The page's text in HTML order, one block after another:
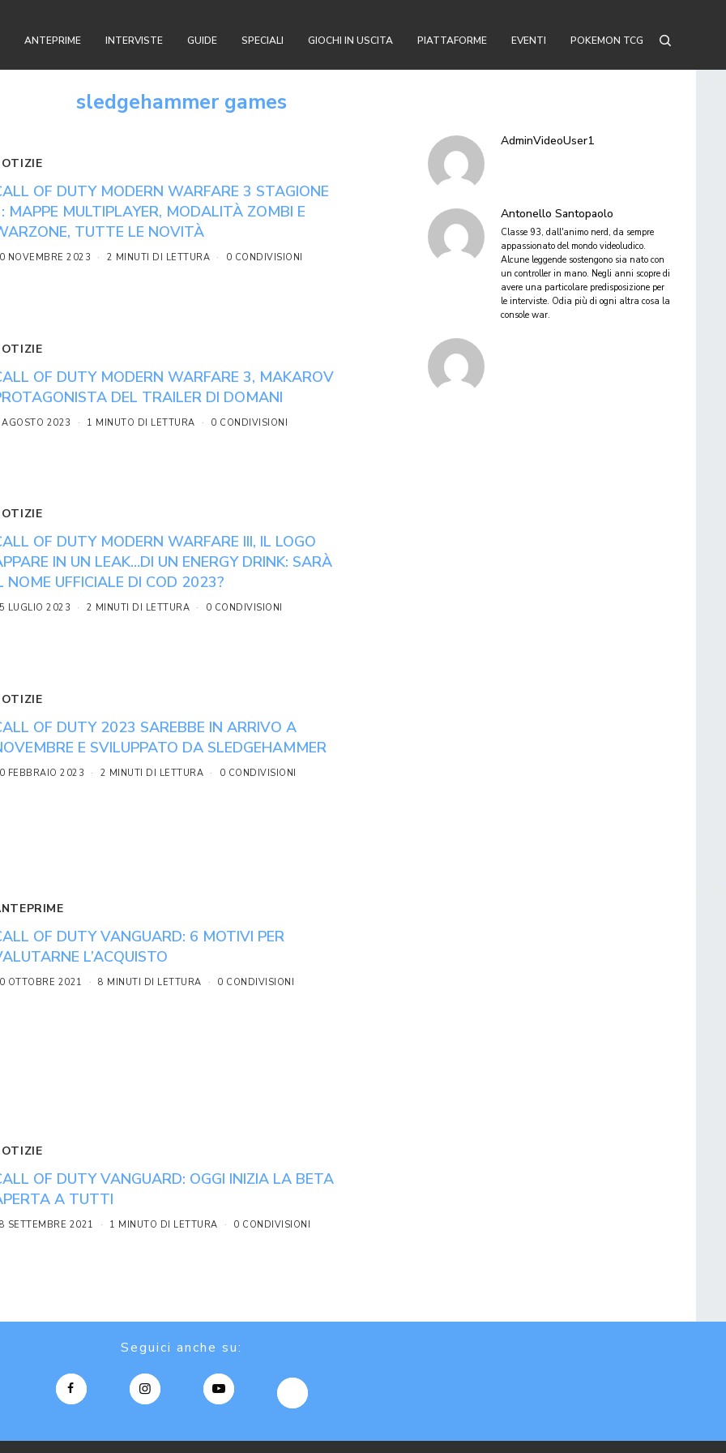
ANTEPRIME INTERVISTE GUIDE SPECIALI GIOCHI IN USCITA PIATTAFORME EVENTI POKEMON TCG
sledgehammer games
OF DUTY MODERN WARFARE 3 STAGIONE
MAPPE MULTIPLAYER, MODALITÀ ZOMBI E
TUTTE LE NOVITÀ
NOVEMBRE 2023 2 MINUTI DI LETTURA 0 CONDIVISIONI
OF DUTY MODERN WARFARE 3, MAKAROV
DEL TRAILER DI DOMANI
2023 1 MINUTO DI LETTURA 0 CONDIVISIONI
OF DUTY MODERN WARFARE III, IL LOGO
IN UN LEAK…DI UN ENERGY DRINK: SARÀ
NOME UFFICIALE DI COD 2023?
LUGLIO 2023 2 MINUTI DI LETTURA 0 CONDIVISIONI
OF DUTY 2023 SAREBBE IN ARRIVO A
E SVILUPPATO DA SLEDGEHAMMER
FEBBRAIO 2023 2 MINUTI DI LETTURA 0 CONDIVISIONI
OF DUTY VANGUARD: 6 MOTIVI PER
L’ACQUISTO
OTTOBRE 2021 8 MINUTI DI LETTURA 0 CONDIVISIONI
OF DUTY VANGUARD: OGGI INIZIA LA BETA
A TUTTI
SETTEMBRE 2021 1 MINUTO DI LETTURA 0 CONDIVISIONI
AdminVideoUser1
Antonello Santopaolo
Classe 93, dall'animo nerd, da sempre
appassionato del mondo videoludico.
Alcune leggende sostengono sia nato con
un controller in mano. Negli anni scopre di
avere una particolare predisposizione per
le interviste. Odia più di ogni altra cosa la
console war.
Seguici anche su: